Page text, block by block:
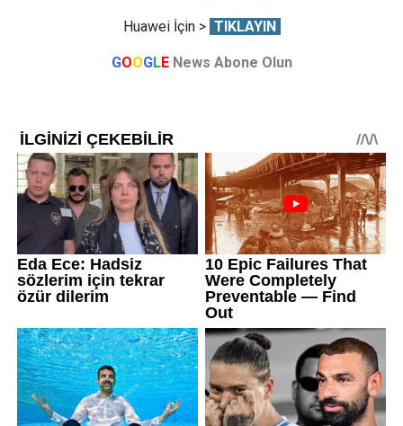
Huawei İçin > TIKLAYIN
GOOGLE News Abone Olun